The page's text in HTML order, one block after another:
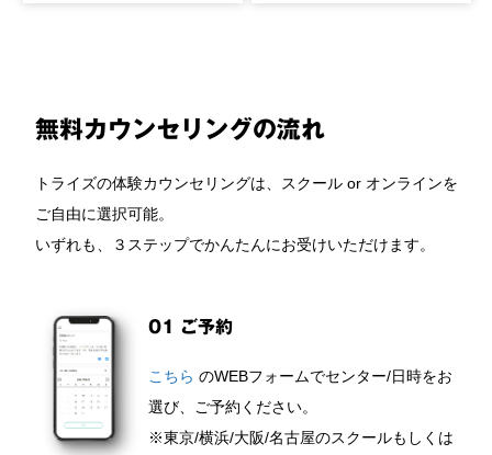
無料カウンセリングの流れ
トライズの体験カウンセリングは、スクール or オンラインを
ご自由に選択可能。
いずれも、３ステップでかんたんにお受けいただけます。
01 ご予約
こちら のWEBフォームでセンター/日時をお
選び、ご予約ください。
※東京/横浜/大阪/名古屋のスクールもしくは